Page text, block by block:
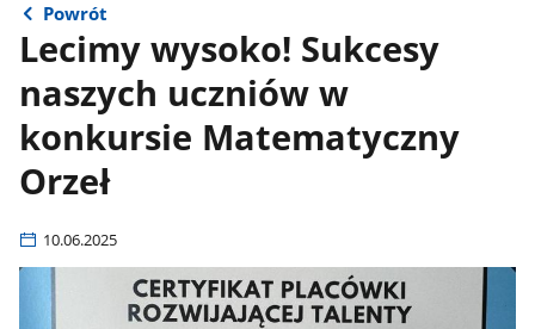
Powrót
Lecimy wysoko! Sukcesy
naszych uczniów w
konkursie Matematyczny
Orzeł
10.06.2025